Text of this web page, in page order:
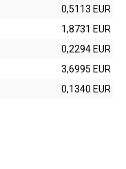
0,5113 EUR
1,8731 EUR
0,2294 EUR
3,6995 EUR
0,1340 EUR